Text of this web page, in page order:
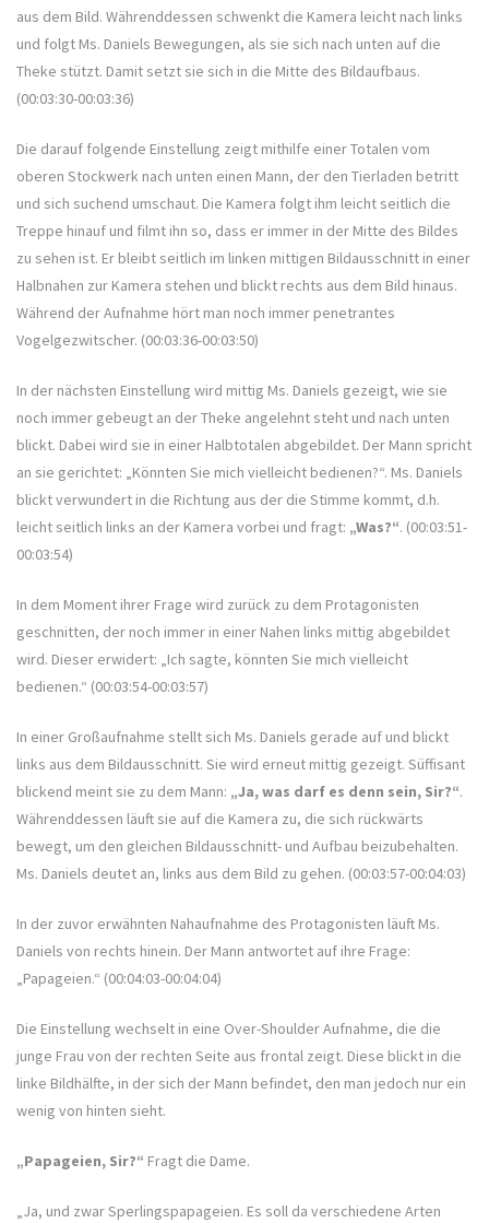
aus dem Bild. Währenddessen schwenkt die Kamera leicht nach links
und folgt Ms. Daniels Bewegungen, als sie sich nach unten auf die
Theke stützt. Damit setzt sie sich in die Mitte des Bildaufbaus.
(00:03:30-00:03:36)
Die darauf folgende Einstellung zeigt mithilfe einer Totalen vom
oberen Stockwerk nach unten einen Mann, der den Tierladen betritt
und sich suchend umschaut. Die Kamera folgt ihm leicht seitlich die
Treppe hinauf und filmt ihn so, dass er immer in der Mitte des Bildes
zu sehen ist. Er bleibt seitlich im linken mittigen Bildausschnitt in einer
Halbnahen zur Kamera stehen und blickt rechts aus dem Bild hinaus.
Während der Aufnahme hört man noch immer penetrantes
Vogelgezwitscher. (00:03:36-00:03:50)
In der nächsten Einstellung wird mittig Ms. Daniels gezeigt, wie sie
noch immer gebeugt an der Theke angelehnt steht und nach unten
blickt. Dabei wird sie in einer Halbtotalen abgebildet. Der Mann spricht
an sie gerichtet: „Könnten Sie mich vielleicht bedienen?“. Ms. Daniels
blickt verwundert in die Richtung aus der die Stimme kommt, d.h.
leicht seitlich links an der Kamera vorbei und fragt: „Was?“. (00:03:51-
00:03:54)
In dem Moment ihrer Frage wird zurück zu dem Protagonisten
geschnitten, der noch immer in einer Nahen links mittig abgebildet
wird. Dieser erwidert: „Ich sagte, könnten Sie mich vielleicht
bedienen.“ (00:03:54-00:03:57)
In einer Großaufnahme stellt sich Ms. Daniels gerade auf und blickt
links aus dem Bildausschnitt. Sie wird erneut mittig gezeigt. Süffisant
blickend meint sie zu dem Mann: „Ja, was darf es denn sein, Sir?“.
Währenddessen läuft sie auf die Kamera zu, die sich rückwärts
bewegt, um den gleichen Bildausschnitt- und Aufbau beizubehalten.
Ms. Daniels deutet an, links aus dem Bild zu gehen. (00:03:57-00:04:03)
In der zuvor erwähnten Nahaufnahme des Protagonisten läuft Ms.
Daniels von rechts hinein. Der Mann antwortet auf ihre Frage:
„Papageien.“ (00:04:03-00:04:04)
Die Einstellung wechselt in eine Over-Shoulder Aufnahme, die die
junge Frau von der rechten Seite aus frontal zeigt. Diese blickt in die
linke Bildhälfte, in der sich der Mann befindet, den man jedoch nur ein
wenig von hinten sieht.
„Papageien, Sir?“ Fragt die Dame.
„Ja, und zwar Sperlingspapageien. Es soll da verschiedene Arten